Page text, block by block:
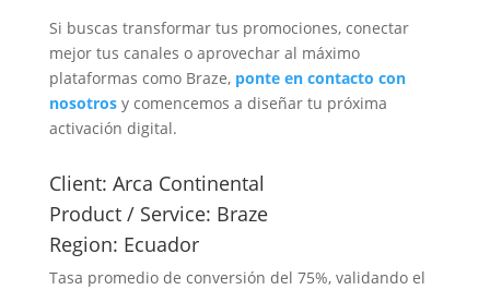
Si buscas transformar tus promociones, conectar
mejor tus canales o aprovechar al máximo
plataformas como Braze, ponte en contacto con
nosotros y comencemos a diseñar tu próxima
activación digital.
Client: Arca Continental
Product / Service: Braze
Region: Ecuador
Tasa promedio de conversión del 75%, validando el